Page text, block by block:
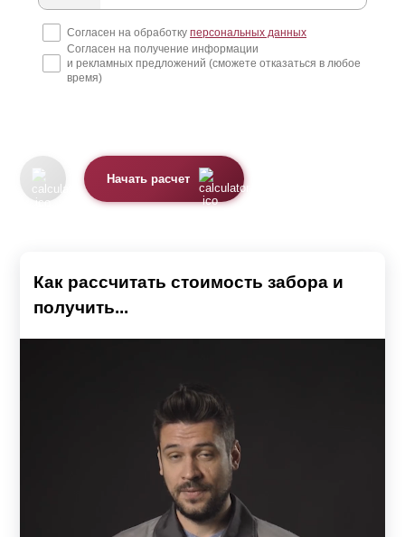
Согласен на обработку персональных данных
Согласен на получение информации
и рекламных предложений (сможете отказаться в любое
время)
Начать расчет
Как рассчитать стоимость забора и
получить...